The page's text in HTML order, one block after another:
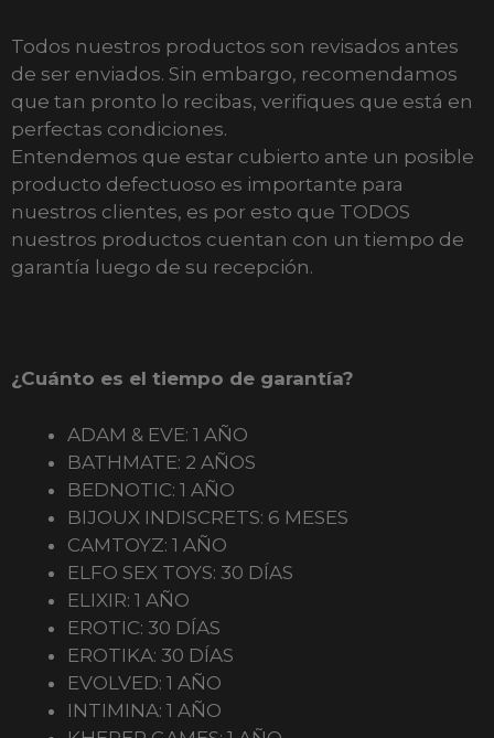
Todos nuestros productos son revisados antes
de ser enviados. Sin embargo, recomendamos
que tan pronto lo recibas, verifiques que está en
perfectas condiciones.
Entendemos que estar cubierto ante un posible
producto defectuoso es importante para
nuestros clientes, es por esto que TODOS
nuestros productos cuentan con un tiempo de
garantía luego de su recepción.
¿Cuánto es el tiempo de garantía?
ADAM & EVE: 1 AÑO
BATHMATE: 2 AÑOS
BEDNOTIC: 1 AÑO
BIJOUX INDISCRETS: 6 MESES
CAMTOYZ: 1 AÑO
ELFO SEX TOYS: 30 DÍAS
ELIXIR: 1 AÑO
EROTIC: 30 DÍAS
EROTIKA: 30 DÍAS
EVOLVED: 1 AÑO
INTIMINA: 1 AÑO